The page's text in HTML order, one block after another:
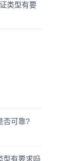
类型有要
否可靠?
型有要求吗